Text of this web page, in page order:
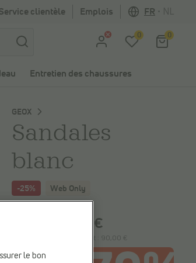
clientèle Emplois FR
0 0
Entretien des chaussures
GEOX
Sandales
blanc
-25% Web Only
90,00 €
90,00 €
le bon